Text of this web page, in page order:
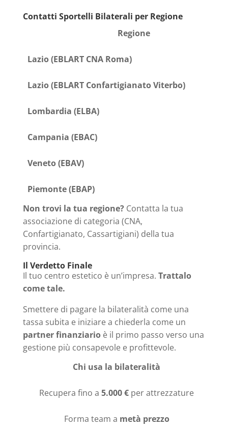
Contatti Sportelli Bilaterali per Regione
Regione
Lazio (EBLART CNA Roma)
Lazio (EBLART Confartigianato Viterbo)
Lombardia (ELBA)
Campania (EBAC)
Veneto (EBAV)
Piemonte (EBAP)
Non trovi la tua regione?Contatta la tua
associazione di categoria (CNA,
Confartigianato, Cassartigiani) della tua
provincia.
Il Verdetto Finale
Il tuo centro estetico è un’impresa. Trattalo
come tale.
Smettere di pagare la bilateralità come una
tassa subita e iniziare a chiederla come un
partner finanziarioè il primo passo verso una
gestione più consapevole e profittevole.
Chi usa la bilateralità
Recupera fino a5.000 € per attrezzature
Forma team a metà prezzo